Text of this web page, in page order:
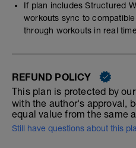
If plan includes Structured
workouts sync to
through workouts in real
REFUND POLICY
This plan is protected by our
with the author's approval,
equal value from the same
Still have questions about this